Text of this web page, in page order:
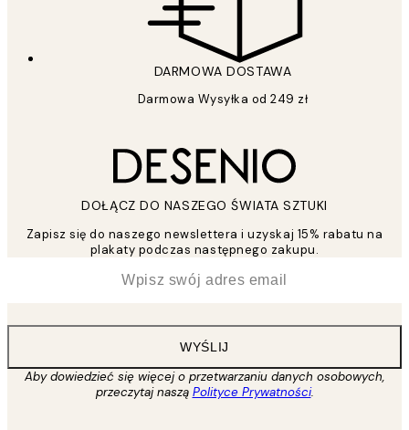
DARMOWA DOSTAWA
Darmowa Wysyłka od 249 zł
DOŁĄCZ DO NASZEGO ŚWIATA SZTUKI
Zapisz się do naszego newslettera i uzyskaj 15% rabatu na
plakaty podczas następnego zakupu.
WYŚLIJ
Aby dowiedzieć się więcej o przetwarzaniu danych osobowych,
przeczytaj naszą Polityce Prywatności.